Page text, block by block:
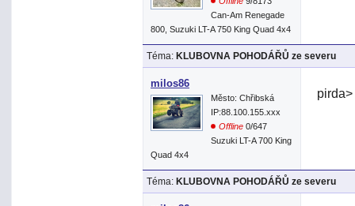
Can-Am Renegade
800, Suzuki LT-A 750 King Quad 4x4
Téma: KLUBOVNA POHODÁŘŮ ze severu
milos86
Město: Chřibská
IP:88.100.155.xxx
Offline 0/647
Suzuki LT-A 700 King
Quad 4x4
Téma: KLUBOVNA POHODÁŘŮ ze severu